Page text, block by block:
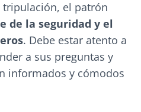
tripulación, el patrón
de la seguridad y el
. Debe estar atento a
a sus preguntas y
informados y cómodos